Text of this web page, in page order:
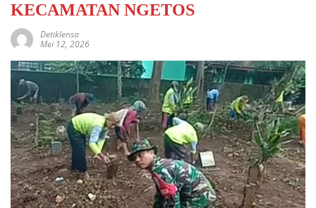
KECAMATAN NGETOS
Detiklensa
Mei 12, 2026